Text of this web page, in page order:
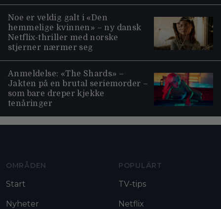
Noe er veldig galt i «Den
hemmelige kvinnen» – ny dansk
Netflix-thriller med norske
stjerner nærmer seg
Anmeldelse: «The Shards» –
Jakten på en brutal seriemorder –
som bare dreper kjekke
tenåringer
OMRÅDEN
Start
Nyheter
POPULÄRT
TV-tips
Netflix